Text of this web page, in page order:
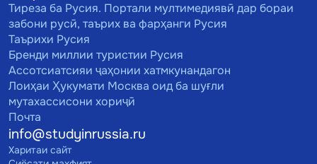
Тиреза ба Русия. Портали мултимедиявӣ дар бораи
забони русӣ, таърих ва фарҳанги Русия
Таърихи Русия
Бренди миллии туристии Русия
Ассотсиатсияи ҷаҳонии хатмкунандагон
Лоиҳаи Ҳукумати Москва оид ба шуғли
мутахассисони хориҷӣ
Почта
info@studyinrussia.ru
Харитаи сайт